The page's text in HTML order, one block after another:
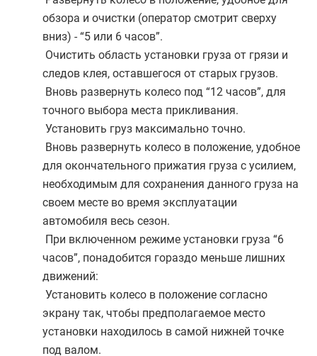
обзора и очистки (оператор смотрит сверху
вниз) - “5 или 6 часов”.
Очистить область установки груза от грязи и
следов клея, оставшегося от старых грузов.
Вновь развернуть колесо под “12 часов”, для
точного выбора места прикливания.
Установить груз максимально точно.
Вновь развернуть колесо в положение, удобное
для окончательного прижатия груза с усилием,
необходимым для сохранения данного груза на
своем месте во время эксплуатации
автомобиля весь сезон.
При включенном режиме установки груза “6
часов”, понадобится гораздо меньше лишних
движений:
Установить колесо в положение согласно
экрану так, чтобы предполагаемое место
установки находилось в самой нижней точке
под валом.